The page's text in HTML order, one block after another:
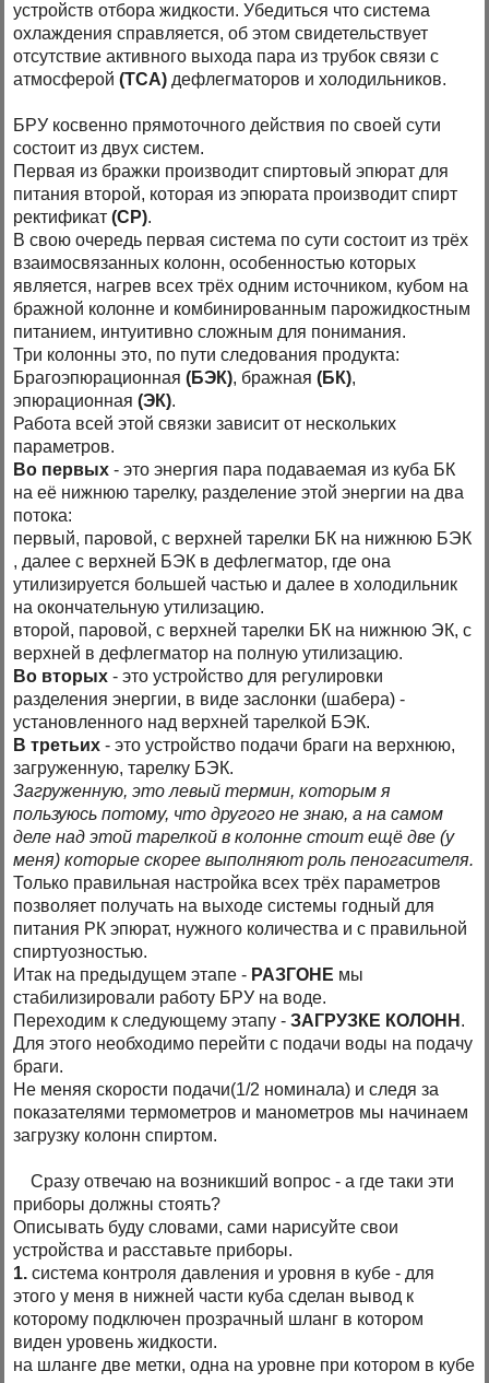
устройств отбора жидкости. Убедиться что система
охлаждения справляется, об этом свидетельствует
отсутствие активного выхода пара из трубок связи с
атмосферой(ТСА) дефлегматоров и холодильников.
БРУ косвенно прямоточного действия по своей сути
состоит из двух систем.
Первая из бражки производит спиртовый эпюрат для
питания второй, которая из эпюрата производит спирт
ректификат(СР).
В свою очередь первая система по сути состоит из трёх
взаимосвязанных колонн, особенностью которых
является, нагрев всех трёх одним источником, кубом на
бражной колонне и комбинированным парожидкостным
питанием, интуитивно сложным для понимания.
Три колонны это, по пути следования продукта:
Брагоэпюрационная(БЭК), бражная(БК),
эпюрационная(ЭК).
Работа всей этой связки зависит от нескольких
параметров.
Во первых- это энергия пара подаваемая из куба БК
на её нижнюю тарелку, разделение этой энергии на два
потока:
первый, паровой, с верхней тарелки БК на нижнюю БЭК
, далее с верхней БЭК в дефлегматор, где она
утилизируется большей частью и далее в холодильник
на окончательную утилизацию.
второй, паровой, с верхней тарелки БК на нижнюю ЭК, с
верхней в дефлегматор на полную утилизацию.
Во вторых - это устройство для регулировки
разделения энергии, в виде заслонки (шабера) -
установленного над верхней тарелкой БЭК.
В третьих - это устройство подачи браги на верхнюю,
загруженную, тарелку БЭК.
Загруженную, это левый термин, которым я
пользуюсь потому, что другого не знаю, а на самом
деле над этой тарелкой в колонне стоит ещё две (у
меня) которые скорее выполняют роль пеногасителя.
Только правильная настройка всех трёх параметров
позволяет получать на выходе системы годный для
питания РК эпюрат, нужного количества и с правильной
спиртуозностью.
Итак на предыдущем этапе - РАЗГОНЕ мы
стабилизировали работу БРУ на воде.
Переходим к следующему этапу -ЗАГРУЗКЕ КОЛОНН .
Для этого необходимо перейти с подачи воды на подачу
браги.
Не меняя скорости подачи(1/2 номинала) и следя за
показателями термометров и манометров мы начинаем
загрузку колонн спиртом.
Сразу отвечаю на возникший вопрос - а где таки эти
приборы должны стоять?
Описывать буду словами, сами нарисуйте свои
устройства и расставьте приборы.
1. система контроля давления и уровня в кубе - для
этого у меня в нижней части куба сделан вывод к
которому подключен прозрачный шланг в котором
виден уровень жидкости.
на шланге две метки, одна на уровне при котором в кубе